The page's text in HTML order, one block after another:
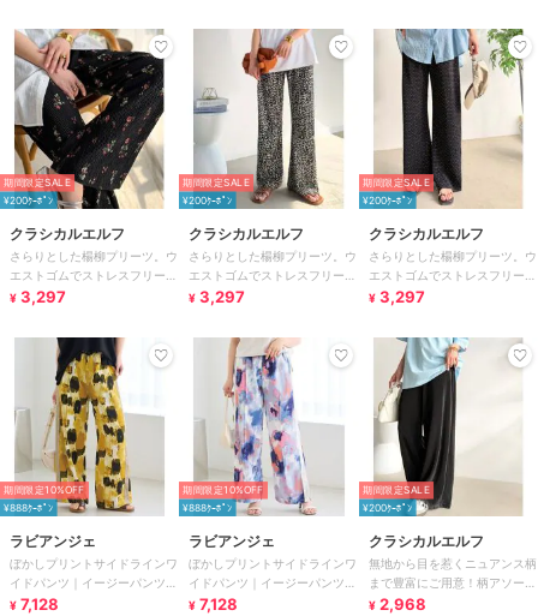
期間限定SALE
¥200ｸｰﾎﾟﾝ
クラシカルエルフ
さらりとした楊柳プリーツ。ウ
エストゴムでストレスフリーな
穿き心地。総柄楊柳プリーツパ
¥ 3,297
期間限定SALE
¥200ｸｰﾎﾟﾝ
クラシカルエルフ
さらりとした楊柳プリーツ。ウ
エストゴムでストレスフリーな
穿き心地。総柄楊柳プリーツパ
¥ 3,297
期間限定SALE
¥200ｸｰﾎﾟﾝ
クラシカルエルフ
さらりとした楊柳プリーツ。ウ
エストゴムでストレスフリーな
穿き心地。総柄楊柳プリーツパ
¥ 3,297
期間限定10%OFF
¥888ｸｰﾎﾟﾝ
ラビアンジェ
ぼかしプリントサイドラインワ
イドパンツ｜イージーパンツ/
ウエスト総ゴム
¥ 7,128
期間限定10%OFF
¥888ｸｰﾎﾟﾝ
ラビアンジェ
ぼかしプリントサイドラインワ
イドパンツ｜イージーパンツ/
ウエスト総ゴム
¥ 7,128
期間限定SALE
¥200ｸｰﾎﾟﾝ
クラシカルエルフ
無地から目を惹くニュアンス柄
まで豊富にご用意！柄アソート
細プリーツパンツ
¥ 2,968